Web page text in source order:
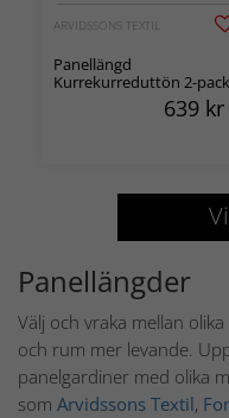
ARVIDSSONS TEXTIL
Panellängd
Kurrekurreduttön 2-pack
639 kr
Panellängder
Välj och vraka mellan
och rum mer levande.
panelgardiner med olika
som Arvidssons Textil,